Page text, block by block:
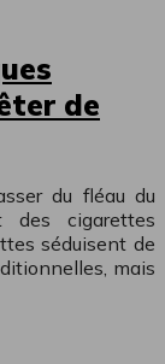
de
du fléau du
cigarettes
séduisent de
mais